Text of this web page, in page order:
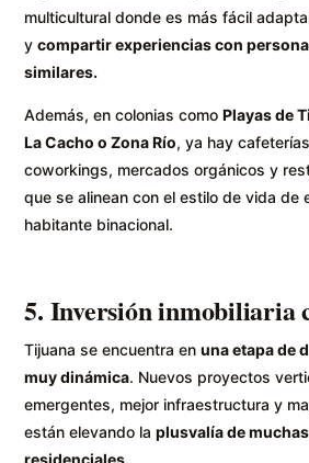
multicultural donde es más fácil
ycompartir experiencias con
similares.
Además, en colonias comoPlayas de
La Cacho o Zona Río, ya hay
coworkings, mercados orgánicos y
que se alinean con el estilo de vida de
habitante binacional.
5. Inversión inmobiliaria
Tijuana se encuentra enuna etapa de
muy dinámica. Nuevos proyectos
emergentes, mejor infraestructura y
están elevando laplusvalía de
residenciales.